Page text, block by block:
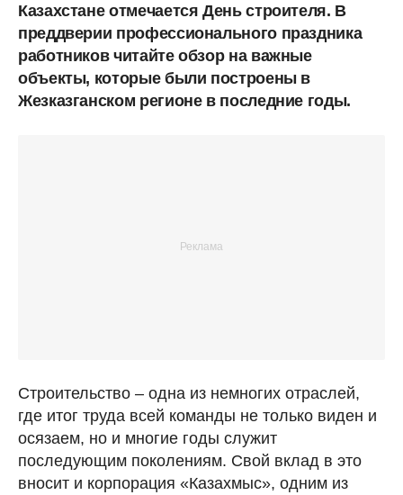
Казахстане отмечается День строителя. В
преддверии профессионального праздника
работников читайте обзор на важные
объекты, которые были построены в
Жезказганском регионе в последние годы.
Строительство – одна из немногих отраслей,
где итог труда всей команды не только виден и
осязаем, но и многие годы служит
последующим поколениям. Свой вклад в это
вносит и корпорация «Казахмыс», одним из